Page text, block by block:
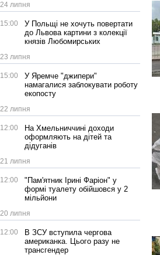
24 липня
15:00
У Польщі не хочуть повертати
до Львова картини з колекції
князів Любомирських
23 липня
15:00
У Яремче "джипери"
намагалися заблокувати роботу
екопосту
22 липня
12:00
На Хмельниччині доходи
оформляють на дітей та
дідуганів
21 липня
12:00
"Пам'ятник Ірині Фаріон" у
формі туалету обійшовся у 2
мільйони
20 липня
12:00
В ЗСУ вступила чергова
американка. Цього разу не
трансгендер